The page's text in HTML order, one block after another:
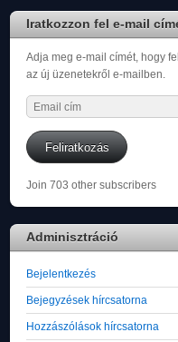
Iratkozzon fel e-mail
Adja meg e-mail címét, hogy
az új üzenetekről e-mailben.
Email
cím
Feliratkozás
Join 703 other subscribers
Adminisztráció
Bejelentkezés
Bejegyzések hírcsatorna
Hozzászólások hírcsatorna